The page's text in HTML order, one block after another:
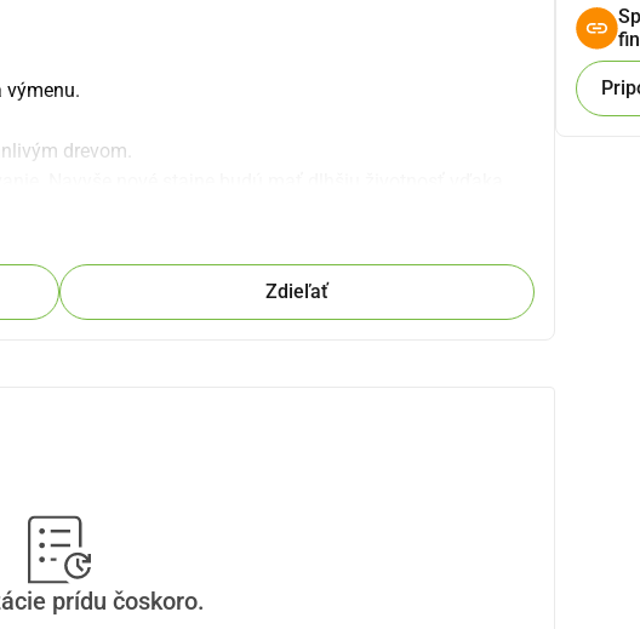
výmenu.
drevom.
bezpečne a čisto pobývať.
Zdieľať
prídu čoskoro.